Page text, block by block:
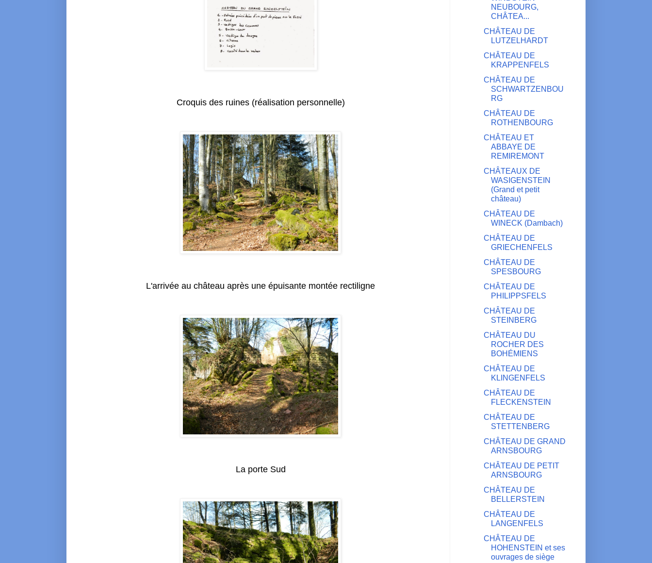
Croquis des ruines (réalisation personnelle)
L'arrivée au château après une épuisante montée rectiligne
La porte Sud
NEUBOURG,
CHÂTEA...
CHÂTEAU DE
LUTZELHARDT
CHÂTEAU DE
KRAPPENFELS
CHÂTEAU DE
SCHWARTZENBOU
RG
CHÂTEAU DE
ROTHENBOURG
CHÂTEAU ET
ABBAYE DE
REMIREMONT
CHÂTEAUX DE
WASIGENSTEIN
(Grand et petit
château)
CHÂTEAU DE
WINECK (Dambach)
CHÂTEAU DE
GRIECHENFELS
CHÂTEAU DE
SPESBOURG
CHÂTEAU DE
PHILIPPSFELS
CHÂTEAU DE
STEINBERG
CHÂTEAU DU
ROCHER DES
BOHÉMIENS
CHÂTEAU DE
KLINGENFELS
CHÂTEAU DE
FLECKENSTEIN
CHÂTEAU DE
STETTENBERG
CHÂTEAU DE GRAND
ARNSBOURG
CHÂTEAU DE PETIT
ARNSBOURG
CHÂTEAU DE
BELLERSTEIN
CHÂTEAU DE
LANGENFELS
CHÂTEAU DE
HOHENSTEIN et ses
ouvrages de siège